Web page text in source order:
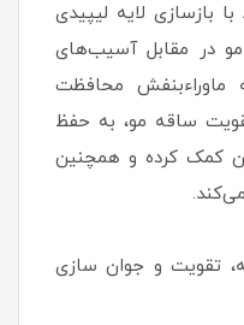
آسیب‌پذیر کند. سرامید A2 PH با بازسازی لایه لیپیدی
در مقابل آسیب‌های
ماوراء‌بنفش محافظت
ساقه مو، به حفظ
کمک کرده و همچنین
تقویت و جوان سازی